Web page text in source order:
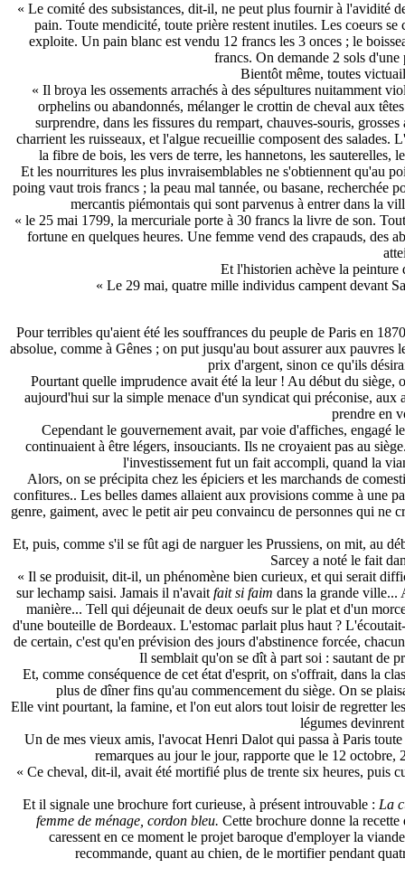
« Le comité des subsistances, dit-il, ne peut plus fournir à l'avidité
pain. Toute mendicité, toute prière restent inutiles. Les coeurs
exploite. Un pain blanc est vendu 12 francs les 3 onces ; le
francs. On demande 2 sols
Bientôt même, toutes
« Il broya les ossements arrachés à des sépultures nuitamment
orphelins ou abandonnés, mélanger le crottin de cheval aux
surprendre, dans les fissures du rempart, chauves-souris,
charrient les ruisseaux, et l'algue recueillie composent des salades.
la fibre de bois, les vers de terre, les hannetons, les
Et les nourritures les plus invraisemblables ne s'obtiennent qu'au
poing vaut trois francs ; la peau mal tannée, ou basane, recherchée
mercantis piémontais qui sont parvenus à entrer dans la
« le 25 mai 1799, la mercuriale porte à 30 francs la livre de son.
fortune en quelques heures. Une femme vend des crapauds, des
Et l'historien achève la peinture
« Le 29 mai, quatre mille individus campent devant
Pour terribles qu'aient été les souffrances du peuple de Paris en
absolue, comme à Gênes ; on put jusqu'au bout assurer aux
prix d'argent, sinon ce qu'ils
Pourtant quelle imprudence avait été la leur ! Au début du siège,
aujourd'hui sur la simple menace d'un syndicat qui préconise,
prendre en
Cependant le gouvernement avait, par voie d'affiches, engagé
continuaient à être légers, insouciants. Ils ne croyaient pas au
l'investissement fut un fait accompli, quand la
Alors, on se précipita chez les épiciers et les marchands de
confitures.. Les belles dames allaient aux provisions comme à une
genre, gaiment, avec le petit air peu convaincu de personnes qui ne
Et, puis, comme s'il se fût agi de narguer les Prussiens, on mit, au
Sarcey a noté le fait
« Il se produisit, dit-il, un phénomène bien curieux, et qui serait
sur lechamp saisi. Jamais il n'avait fait si faim dans la grande ville...
manière... Tell qui déjeunait de deux oeufs sur le plat et d'un
d'une bouteille de Bordeaux. L'estomac parlait plus haut ?
de certain, c'est qu'en prévision des jours d'abstinence forcée,
Il semblait qu'on se dît à part soi : sautant de
Et, comme conséquence de cet état d'esprit, on s'offrait, dans la
plus de dîner fins qu'au commencement du siège. On se
Elle vint pourtant, la famine, et l'on eut alors tout loisir de regretter
légumes
Un de mes vieux amis, l'avocat Henri Dalot qui passa à Paris
remarques au jour le jour, rapporte que le 12
« Ce cheval, dit-il, avait été mortifié plus de trente six heures, puis
Et il signale une brochure fort curieuse, à présent introuvable : La
femme de ménage, cordon bleu. Cette brochure donne la
caressent en ce moment le projet baroque d'employer la
recommande, quant au chien, de le mortifier pendant